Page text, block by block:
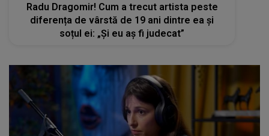
Radu Dragomir! Cum a trecut artista peste
diferența de vârstă de 19 ani dintre ea și
soțul ei: „Și eu aș fi judecat”